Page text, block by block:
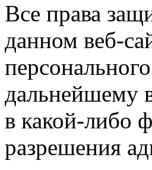
Все права
данном веб-
дальнейшему
в какой-либо
разрешения